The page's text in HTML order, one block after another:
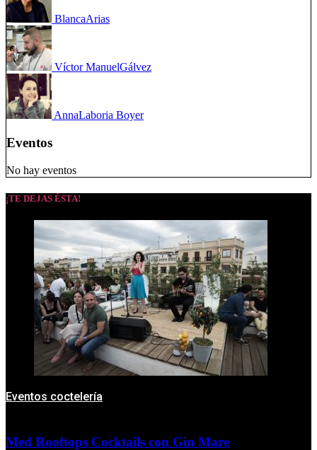
BlancaArias
Víctor ManuelGálvez
AnnaLaboria Boyer
Eventos
No hay eventos
¡TE DEJAS ÉSTA!
Eventos coctelería
Med Rooftops Cocktails con Gin Mare